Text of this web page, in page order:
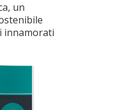
un
innamorati